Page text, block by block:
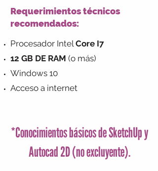
Requerimientos técnicos
recomendados:
Procesador IntelCore I7
12 GB DE RAM (o más)
Windows 10
Acceso a internet
*Conocimientos básicos de SketchUp y
Autocad 2D (no excluyente).